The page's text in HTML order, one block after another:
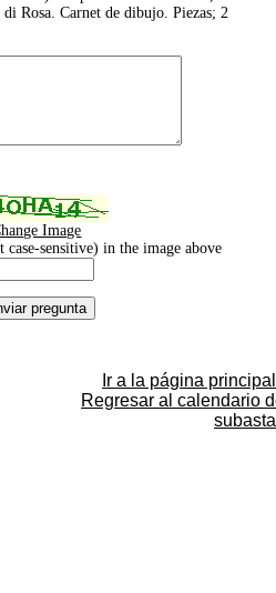
Rosa. Carnet de dibujo. Piezas; 2
Image
case-sensitive) in the image above
Ir a la página principal
Regresar al calendario